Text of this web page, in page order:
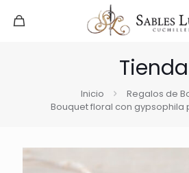
Tienda
Inicio
Regalos de
Bouquet floral con gypsophila